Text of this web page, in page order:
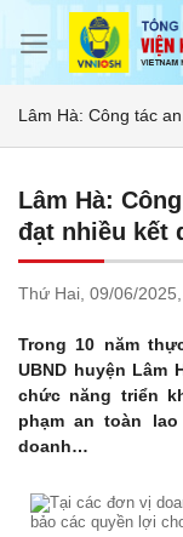
Lâm Hà: Công tác
Lâm Hà:
đạt nhiều kết
Thứ Hai, 09/06/2025,
Trong 10 năm
UBND huyện Lâm
chức năng triển
phạm an toàn
doanh…